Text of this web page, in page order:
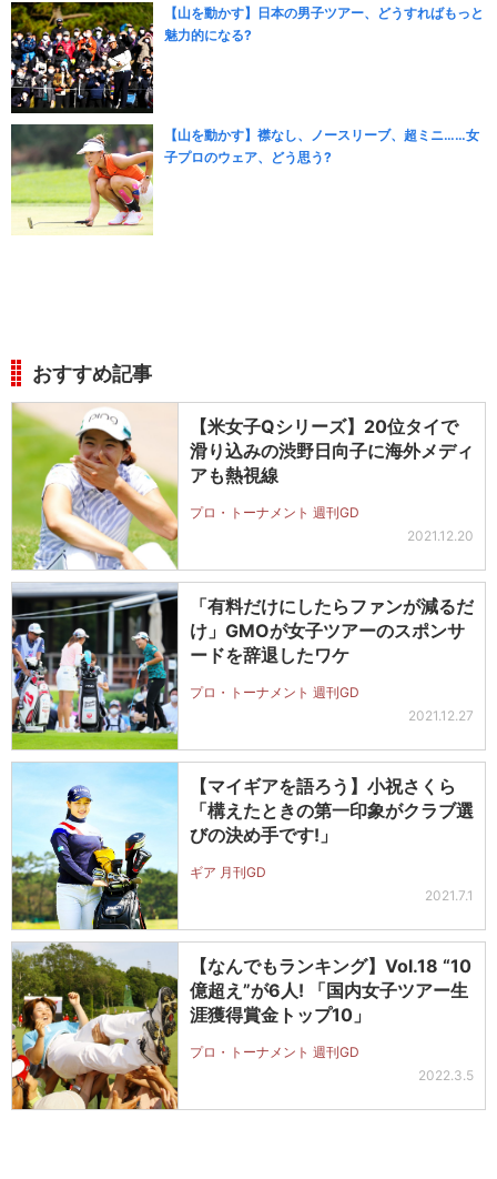
【山を動かす】日本の男子ツアー、どうすればもっと
魅力的になる?
【山を動かす】襟なし、ノースリーブ、超ミニ……女
子プロのウェア、どう思う?
おすすめ記事
【米女子Qシリーズ】20位タイで
滑り込みの渋野日向子に海外メディ
アも熱視線
プロ・トーナメント 週刊GD
2021.12.20
「有料だけにしたらファンが減るだ
け」GMOが女子ツアーのスポンサ
ードを辞退したワケ
プロ・トーナメント 週刊GD
2021.12.27
【マイギアを語ろう】小祝さくら
「構えたときの第一印象がクラブ選
びの決め手です!」
ギア 月刊GD
2021.7.1
【なんでもランキング】Vol.18 “10
億超え”が6人! 「国内女子ツアー生
涯獲得賞金トップ10」
プロ・トーナメント 週刊GD
2022.3.5